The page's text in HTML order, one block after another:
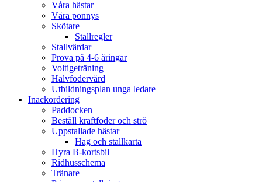
Våra hästar
Våra ponnys
Skötare
Stallregler
Stallvärdar
Prova på 4-6 åringar
Voltigeträning
Halvfodervärd
Utbildningsplan unga ledare
Inackordering
Paddocken
Beställ kraftfoder och strö
Uppstallade hästar
Hag och stallkarta
Hyra B-kortsbil
Ridhusschema
Tränare